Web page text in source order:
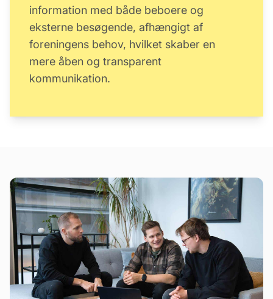
information med både beboere og
eksterne besøgende, afhængigt af
foreningens behov, hvilket skaber en
mere åben og transparent
kommunikation.